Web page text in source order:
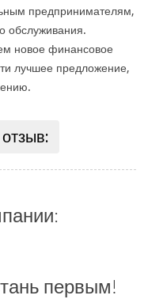
предпринимателям,
обслуживания.
новое финансовое
лучшее предложение,
первым!